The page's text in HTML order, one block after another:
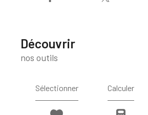
découvrir
nos outils
Sélectionner Calculer